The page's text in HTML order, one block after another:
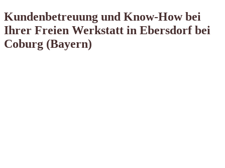
Kundenbetreuung und Know-How bei
Ihrer Freien Werkstatt in Ebersdorf bei
Coburg (Bayern)